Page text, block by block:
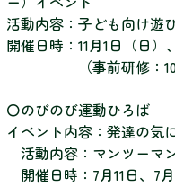
活動内容：子ども向け遊
開催日時：11月1日（日）
（事前研修：10月
〇のびのび運動ひろば
イベント内容：発達の気
活動内容：マンツーマ
開催日時：7月11日、7